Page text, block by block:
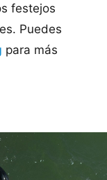
festejos
Puedes
para más